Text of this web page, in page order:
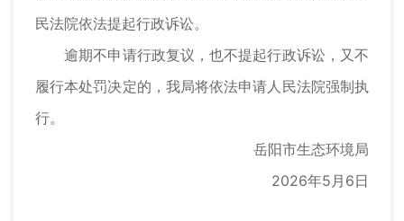
民法院依法提起行政诉讼。
逾期不申请行政复议，也不提起行政诉讼，又不
履行本处罚决定的，我局将依法申请人民法院强制执
行。
岳阳市生态环境局
2026年5月6日